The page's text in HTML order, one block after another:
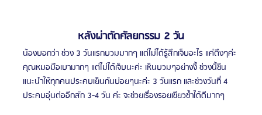
หลังผ่าตัดศัลยกรรม 2 วัน
น้องบอกว่า ช่วง 3 วันแรกบวมมากๆ แต่ไม่ได้รู้สึกเจ็บอะไร แค่ตึงๆค่ะ
คุณหมอมือเบามากๆ แต่ไม่ได้เจ็บนะค่ะ เห็นบวมๆอย่างงี้ ช่วงนี้ซีน
แนะนำให้ทุกคนประคบเย็นกันบ่อยๆนะค่ะ 3 วันแรก และช่วงวันที่ 4
ประคบอุ่นต่ออีกสัก 3-4 วัน ค่ะ จะช่วยเรื่องรอยเขียวช้ำได้ดีมากๆ